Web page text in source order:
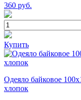
360 руб.
Купить
Одеяло байковое
хлопок